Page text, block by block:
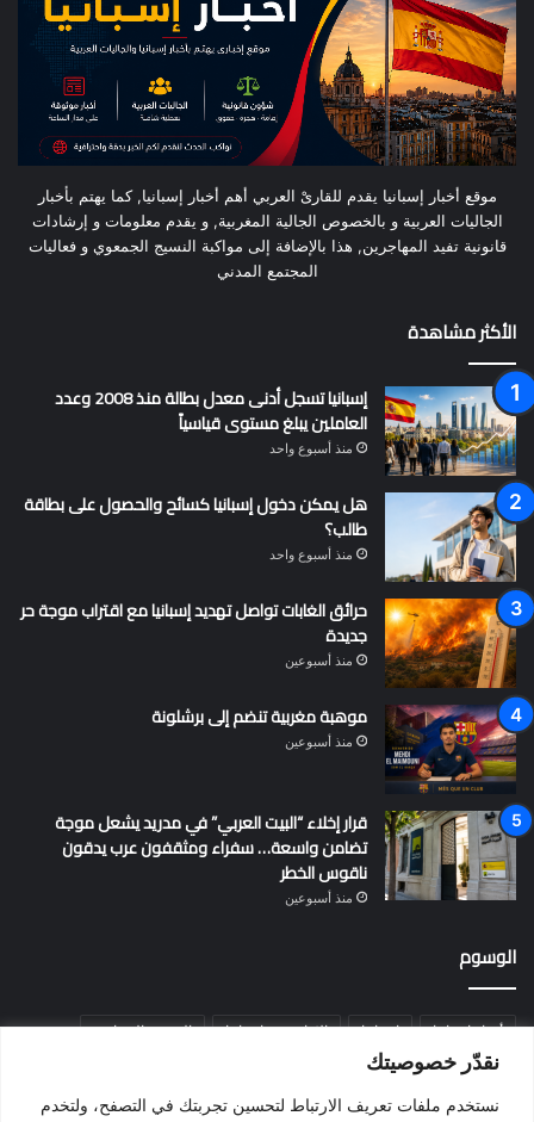
نقدّر خصوصيتك
نستخدم ملفات تعريف الارتباط لتحسين تجربتك في التصفح، ولتخدم
موقع أخبار إسبانيا يقدم للقارىْ العربي أهم أخبار إسبانيا, كما يهتم بأخبار
الجاليات العربية و بالخصوص الجالية المغربية, و يقدم معلومات و إرشادات
قانونية تفيد المهاجرين, هذا بالإضافة إلى مواكبة النسيج الجمعوي و فعاليات
المجتمع المدني
الأكثر مشاهدة
إسبانيا تسجل أدنى معدل بطالة منذ 2008 وعدد
العاملين يبلغ مستوى قياسياً
منذ أسبوع واحد
هل يمكن دخول إسبانيا كسائح والحصول على بطاقة
طالب؟
منذ أسبوع واحد
حرائق الغابات تواصل تهديد إسبانيا مع اقتراب موجة حر
جديدة
منذ أسبوعين
موهبة مغربية تنضم إلى برشلونة
منذ أسبوعين
قرار إخلاء “البيت العربي” في مدريد يشعل موجة
تضامن واسعة… سفراء ومثقفون عرب يدقون
ناقوس الخطر
منذ أسبوعين
الوسوم
أخبار إسبانيا إسبانيا الإقامة في إسبانيا التسوية الجماعية
الجالية المغربية الجنسية الإسبانية
المغرب المهاجرين الهجرة الهجرة إلى إسبانيا برشلونة